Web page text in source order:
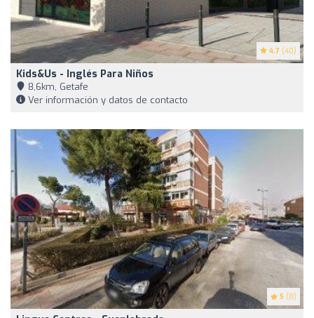
4.7 (40)
Kids&Us - Inglés Para Niños
8,6km, Getafe
Ver información y datos de contacto
5 (8)